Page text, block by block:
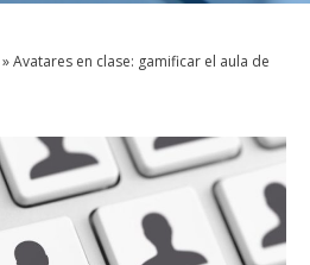
»Avatares en clase: gamificar el aula de